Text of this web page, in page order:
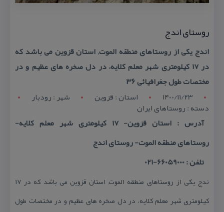
روستای اندج
اندج یكی از روستاهای منطقه الموت, استان قزوین می باشد كه
در ۱۷ كیلومتری شهر معلم كلایه، در دل صخره های عظیم و در
مختصات طول جغرافیائی ۳۶
1400/11/23
استان : قزوين شهر : رودبار
دسته : روستاهای ایران
آدرس : استان قزوین- ۱۷ كیلومتری شهر معلم كلایه-
روستاهای منطقه الموت- روستای اندج
تلفن : 66059000-021
ندج یكی از روستاهای منطقه الموت, استان قزوین می باشد كه در ۱۷
كیلومتری شهر معلم كلایه، در دل صخره های عظیم و در مختصات طول